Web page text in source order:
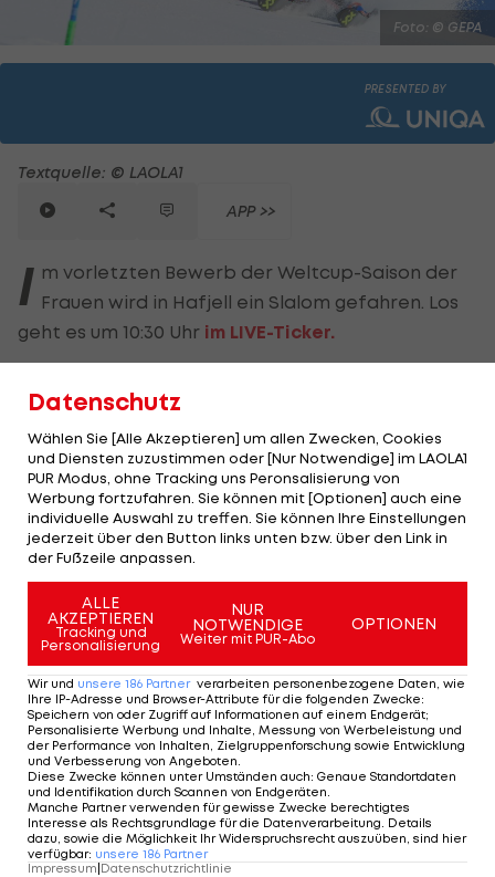
Foto: © GEPA
PRESENTED BY
Textquelle: © LAOLA1
APP >>
I m vorletzten Bewerb der Weltcup-Saison der
Frauen wird in Hafjell ein Slalom gefahren. Los
geht es um 10:30 Uhr im LIVE-Ticker.
Truppe eröffnet den Slalom
Eröffnet wird das Rennen von einer
Österreicherin:Katharina Truppehat die
Startnummer eins. Wendy Holdener hat die
Nummer zwei, auf sie folgen Lara Colturi und
Emma Aicher.Mikaela Shiffrin
MitKatharina Huberhat die zweite Österreicherin
am Start die Startnummer 13,Katharina Gallhuber
hat die 17.
Die Startliste für den Frauen-Slalom in
Hafjell:
Mehr zum Thema
Datenschutz
Wählen Sie [Alle Akzeptieren] um allen Zwecken, Cookies
und Diensten zuzustimmen oder [Nur Notwendige] im LAOLA1
PUR Modus, ohne Tracking uns Peronsalisierung von
Werbung fortzufahren. Sie können mit [Optionen] auch eine
individuelle Auswahl zu treffen. Sie können Ihre Einstellungen
jederzeit über den Button links unten bzw. über den Link in
der Fußzeile anpassen.
ALLE
AKZEPTIEREN
Tracking und
Personalisierung
NUR
NOTWENDIGE
Weiter mit PUR-Abo
OPTIONEN
Wir und unsere 186 Partner verarbeiten personenbezogene Daten, wie
Ihre IP-Adresse und Browser-Attribute für die folgenden Zwecke:
Speichern von oder Zugriff auf Informationen auf einem Endgerät;
Personalisierte Werbung und Inhalte, Messung von Werbeleistung und
der Performance von Inhalten, Zielgruppenforschung sowie Entwicklung
und Verbesserung von Angeboten.
Diese Zwecke können unter Umständen auch: Genaue Standortdaten
und Identifikation durch Scannen von Endgeräten.
Manche Partner verwenden für gewisse Zwecke berechtigtes
Interesse als Rechtsgrundlage für die Datenverarbeitung. Details
dazu, sowie die Möglichkeit Ihr Widerspruchsrecht auszuüben, sind hier
verfügbar: unsere 186 Partner
Impressum Datenschutzrichtlinie